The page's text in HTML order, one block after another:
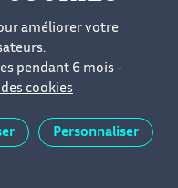
du site
améliorer votre
pendant 6 mois -
cookies
Personnaliser